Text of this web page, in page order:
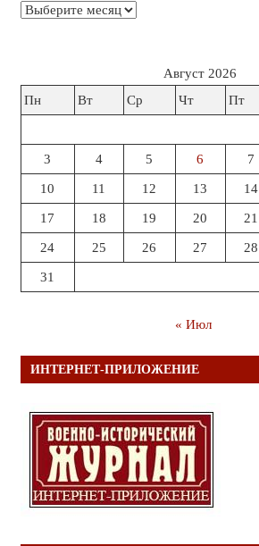
Архивы
Август 2026
Пн
Вт Ср Чт Пт
3 4 5 6 7
10 11 12 13 14
17 18 19 20 21
24 25 26 27 28
31
« Июл
ИНТЕРНЕТ-ПРИЛОЖЕНИЕ